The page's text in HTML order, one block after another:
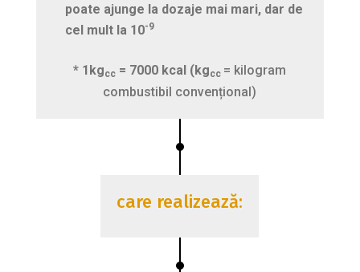
poate ajunge la dozaje mai mari, dar de
cel multla 10-9
* 1kgcc = 7000 kcal (kgcc = kilogram
combustibil convențional)
care realizează: